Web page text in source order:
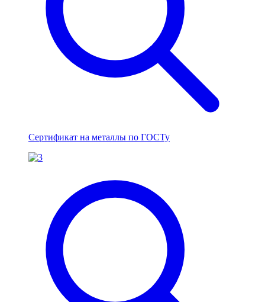
Сертификат на металлы по ГОСТу